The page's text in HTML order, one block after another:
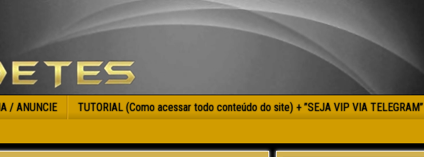
/ ANUNCIE
TUTORIAL (Como acessar todo conteúdo do site) + ”SEJA VIP VIA TELEGRAM”